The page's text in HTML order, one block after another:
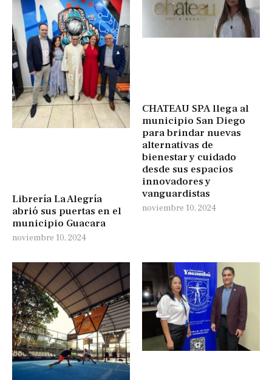
Librería La Alegría
abrió sus puertas en el
municipio Guacara
noviembre 10, 2024
CHATEAU SPA llega al
municipio San Diego
para brindar nuevas
alternativas de
bienestar y cuidado
desde sus espacios
innovadores y
vanguardistas
noviembre 10, 2024